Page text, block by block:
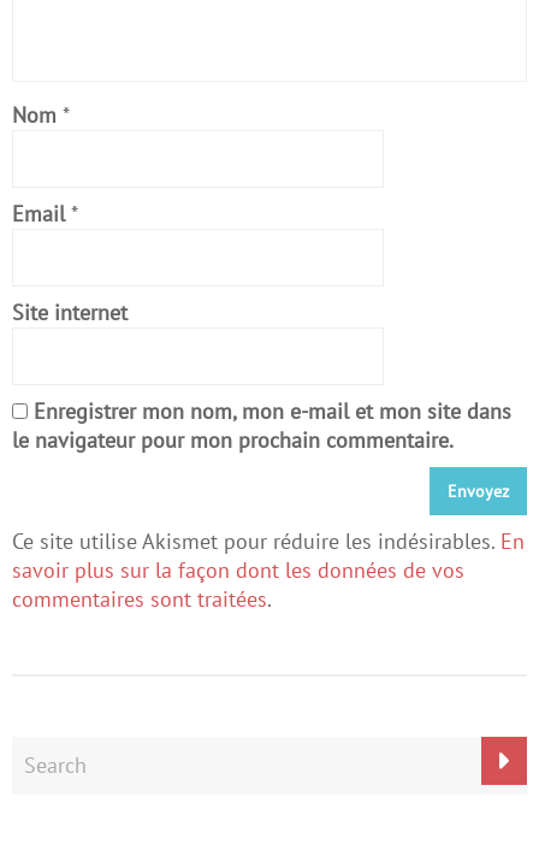
Nom *
Email *
Site internet
Enregistrer mon nom, mon e-mail et mon site dans
le navigateur pour mon prochain commentaire.
Ce site utilise Akismet pour réduire les indésirables. En
savoir plus sur la façon dont les données de vos
commentaires sont traitées.